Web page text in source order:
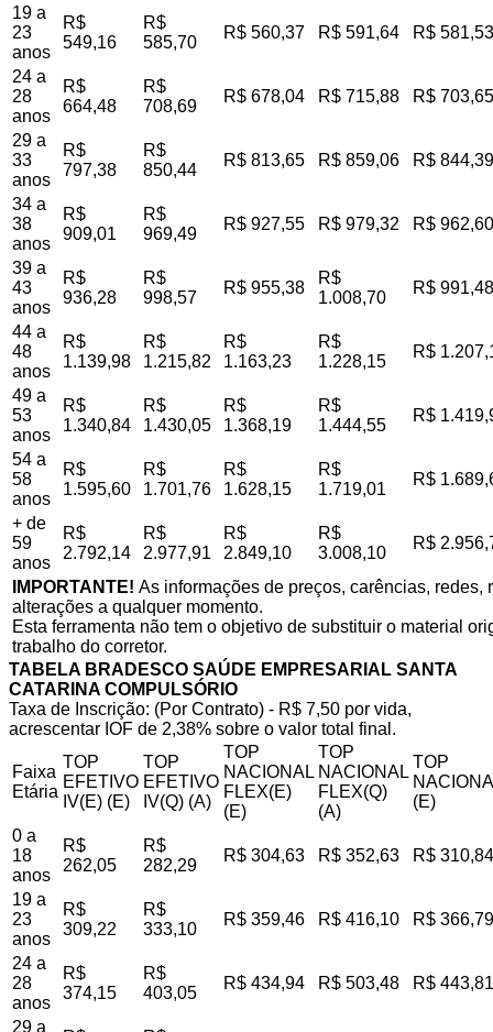
19 a
23
anos
R$
549,16
R$
585,70
R$ 560,37 R$ 591,64 R$ 581,53
24 a
28
anos
R$
664,48
R$
708,69
R$ 678,04 R$ 715,88 R$ 703,65
29 a
33
anos
R$
797,38
R$
850,44
R$ 813,65 R$ 859,06 R$ 844,39
34 a
38
anos
R$
909,01
R$
969,49
R$ 927,55 R$ 979,32 R$ 962,60
39 a
43
anos
R$
936,28
R$
998,57
R$ 955,38
R$
1.008,70
R$ 991,48
44 a
48
anos
R$
1.139,98
R$
1.215,82
R$
1.163,23
R$
1.228,15
R$
49 a
53
anos
R$
1.340,84
R$
1.430,05
R$
1.368,19
R$
1.444,55
R$
54 a
58
anos
R$
1.595,60
R$
1.701,76
R$
1.628,15
R$
1.719,01
R$
+ de
59
anos
R$
2.792,14
R$
2.977,91
R$
2.849,10
R$
3.008,10
R$
IMPORTANTE! As informações de preços, carências,
alterações a qualquer momento.
Esta ferramenta não tem o objetivo de substituir o material
trabalho do corretor.
TABELA BRADESCO SAÚDE EMPRESARIAL SANTA
CATARINA COMPULSÓRIO
Taxa de Inscrição: (Por Contrato) - R$ 7,50 por vida,
acrescentar IOF de 2,38% sobre o valor total final.
Faixa
Etária
TOP
EFETIVO
IV(E) (E)
TOP
EFETIVO
IV(Q) (A)
TOP
NACIONAL
FLEX(E)
(E)
TOP
NACIONAL
FLEX(Q)
(A)
TOP
(E)
0 a
18
anos
R$
262,05
R$
282,29
R$ 304,63 R$ 352,63 R$ 310,84
19 a
23
anos
R$
309,22
R$
333,10
R$ 359,46 R$ 416,10 R$ 366,79
24 a
28
anos
R$
374,15
R$
403,05
R$ 434,94 R$ 503,48 R$ 443,81
29 a